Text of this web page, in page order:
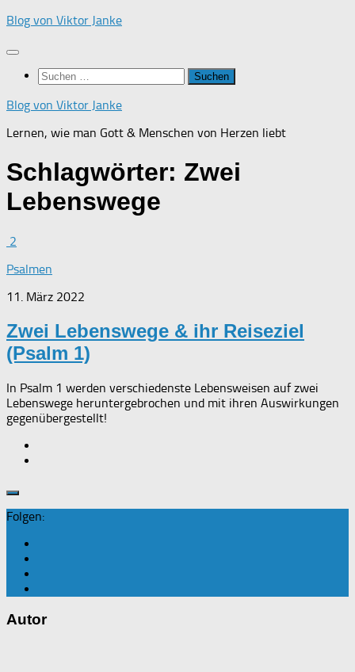
Zum
springen
Blog von Viktor Janke
Suchen
nach:
Blog von Viktor Janke
Lernen, wie man Gott & Menschen von Herzen liebt
Schlagwörter: Zwei
Lebenswege
2
Psalmen
11. März 2022
Zwei Lebenswege & ihr Reiseziel
(Psalm 1)
In Psalm 1 werden verschiedenste Lebensweisen auf zwei
Lebenswege heruntergebrochen und mit ihren Auswirkungen
gegenübergestellt!
Folgen:
Autor